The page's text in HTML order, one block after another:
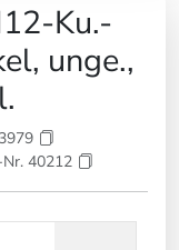
Ku.-
unge.,
40212